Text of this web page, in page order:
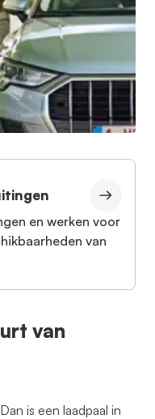
en werken voor
van
van
is een laadpaal in